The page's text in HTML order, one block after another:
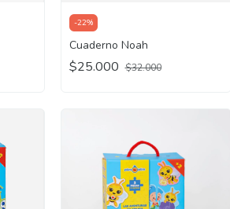
-22%
Cuaderno Noah
$25.000 $32.000